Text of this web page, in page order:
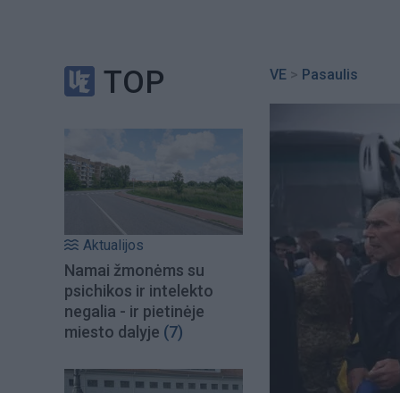
TOP
Aktualijos
Namai žmonėms su
psichikos ir intelekto
negalia - ir pietinėje
miesto dalyje (7)
VE > Pasaulis